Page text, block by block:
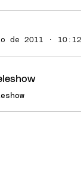
de 2011 ·